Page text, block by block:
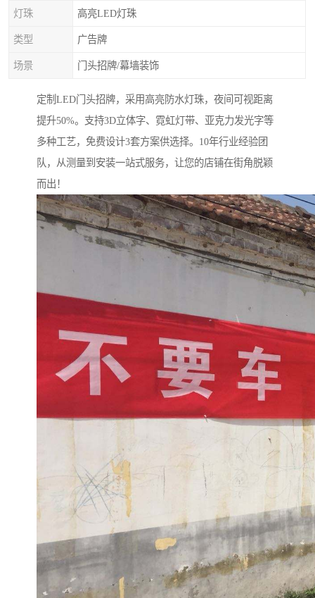
灯珠 高亮LED灯珠
类型 广告牌
场景 门头招牌/幕墙装饰
定制LED门头招牌，采用高亮防水灯珠，夜间可视距离
提升50%。支持3D立体字、霓虹灯带、亚克力发光字等
多种工艺，免费设计3套方案供选择。10年行业经验团
队，从测量到安装一站式服务，让您的店铺在街角脱颖
而出！